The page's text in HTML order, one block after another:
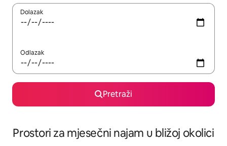
Dolazak
Odlazak
Pretraži
Prostori za mjesečni najam u bližoj okolici